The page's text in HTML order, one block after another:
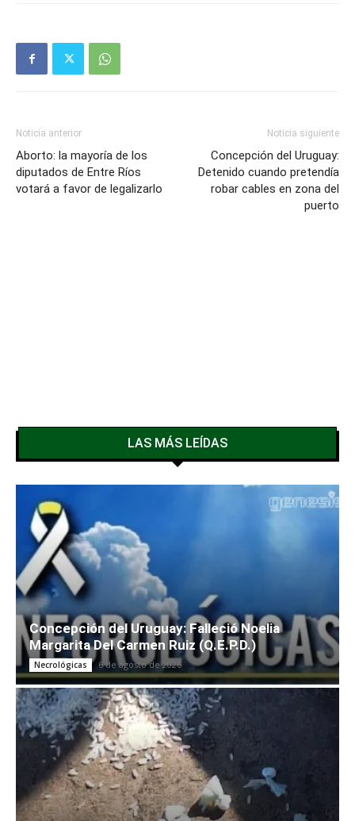
Noticia anterior
Aborto: la mayoría de los
diputados de Entre Ríos
votará a favor de legalizarlo
Noticia siguiente
Concepción del Uruguay:
Detenido cuando pretendía
robar cables en zona del
puerto
LAS MÁS LEÍDAS
Concepción del Uruguay: Falleció Noelia
Margarita Del Carmen Ruiz (Q.E.P.D.)
Necrológicas 6 de agosto de 2026